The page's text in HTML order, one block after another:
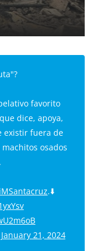
favorito
dice, apoya,
existir fuera de
osados
.⬇️
January 21, 2024